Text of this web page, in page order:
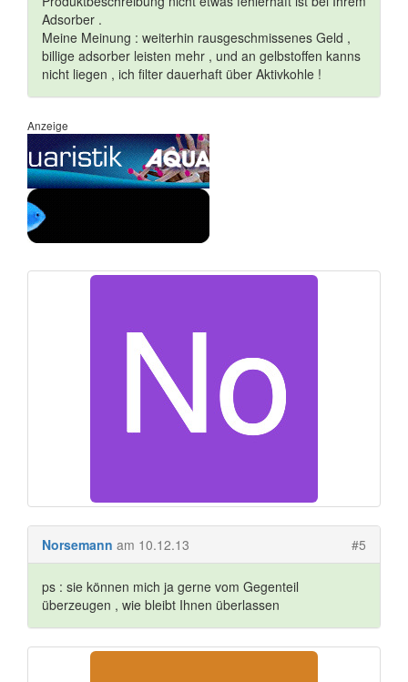
Adsorber .
Meine Meinung : weiterhin rausgeschmissenes Geld ,
billige adsorber leisten mehr , und an gelbstoffen kanns
nicht liegen , ich filter dauerhaft über Aktivkohle !
Anzeige
Norsemann am 10.12.13 #5
ps : sie können mich ja gerne vom Gegenteil
überzeugen , wie bleibt Ihnen überlassen